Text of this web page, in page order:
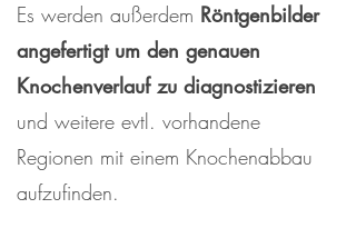
Es werden außerdem Röntgenbilder
angefertigt um den genauen
Knochenverlauf zu diagnostizieren
und weitere evtl. vorhandene
Regionen mit einem Knochenabbau
aufzufinden.